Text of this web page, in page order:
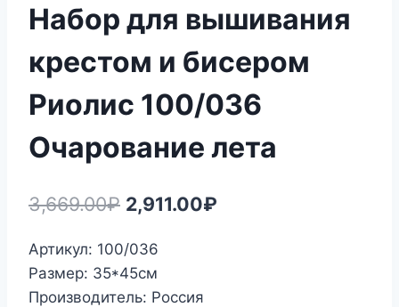
Набор для вышивания
крестом и бисером
Риолис 100/036
Очарование лета
3,669.00₽ Первоначальная
составляла
3,669.00₽.
2,911.00₽
Артикул: 100/036
Размер: 35*45см
Производитель: Россия